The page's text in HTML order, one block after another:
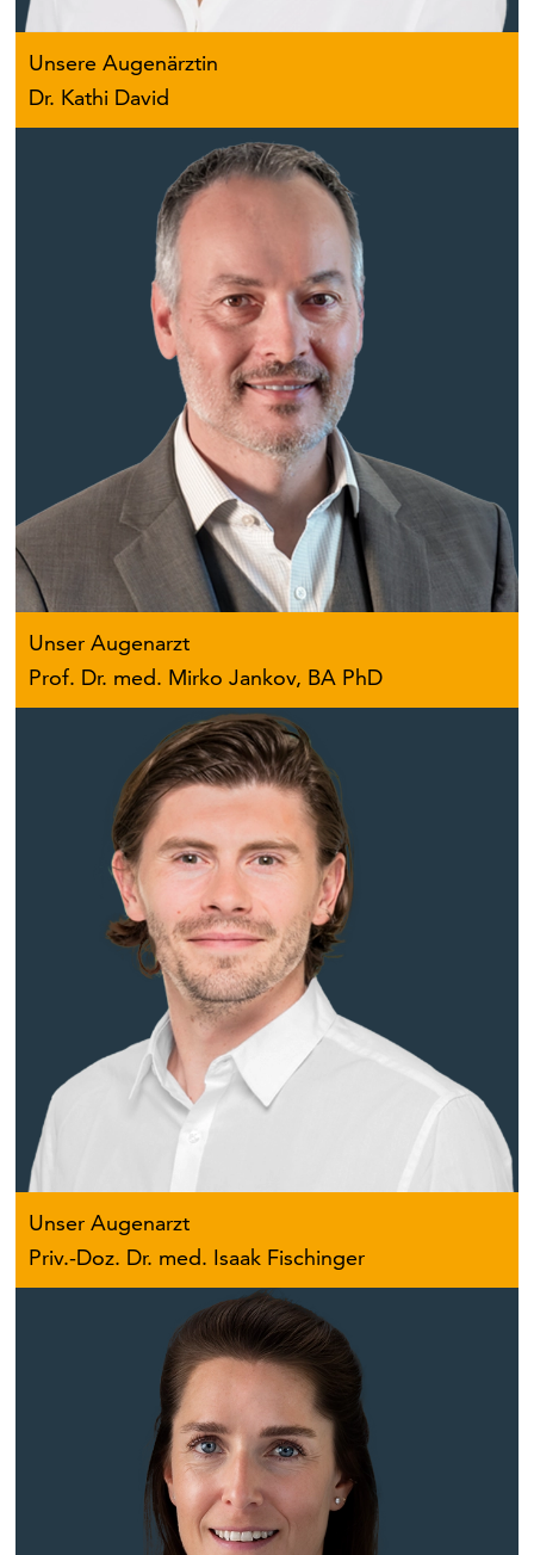
Unsere Augenärztin
Dr. Kathi David
Unser Augenarzt
Prof. Dr. med. Mirko Jankov, BA PhD
Unser Augenarzt
Priv.-Doz. Dr. med. Isaak Fischinger